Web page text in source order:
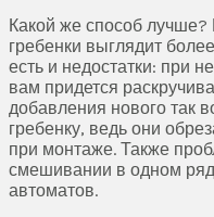
Какой же способ
гребенки выглядит
есть и недостатки: при
вам придется
добавления нового так
гребенку, ведь они
при монтаже. Также
смешивании в одном
автоматов.